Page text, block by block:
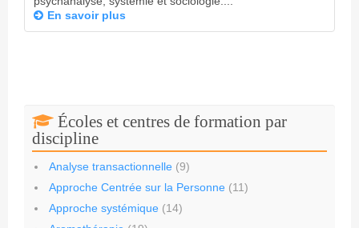
En savoir plus
Écoles et centres de formation par
discipline
Analyse transactionnelle (9)
Approche Centrée sur la Personne (11)
Approche systémique (14)